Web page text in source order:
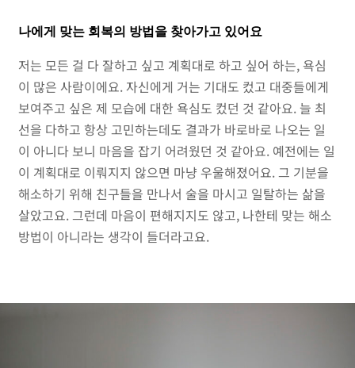
나에게 맞는 회복의 방법을 찾아가고 있어요
저는 모든 걸 다 잘하고 싶고 계획대로 하고 싶어 하는, 욕심
이 많은 사람이에요. 자신에게 거는 기대도 컸고 대중들에게
보여주고 싶은 제 모습에 대한 욕심도 컸던 것 같아요. 늘 최
선을 다하고 항상 고민하는데도 결과가 바로바로 나오는 일
이 아니다 보니 마음을 잡기 어려웠던 것 같아요. 예전에는 일
이 계획대로 이뤄지지 않으면 마냥 우울해졌어요. 그 기분을
해소하기 위해 친구들을 만나서 술을 마시고 일탈하는 삶을
살았고요. 그런데 마음이 편해지지도 않고, 나한테 맞는 해소
방법이 아니라는 생각이 들더라고요.